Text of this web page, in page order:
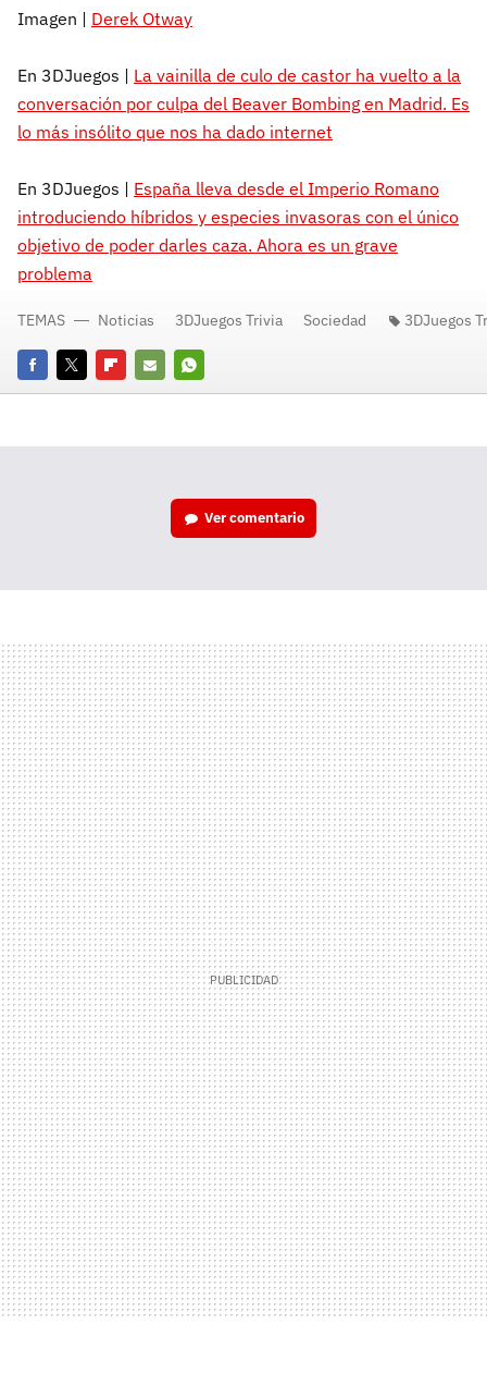
Imagen | Derek Otway
En 3DJuegos | La vainilla de culo de castor ha vuelto a la
conversación por culpa del Beaver Bombing en Madrid. Es
lo más insólito que nos ha dado internet
En 3DJuegos | España lleva desde el Imperio Romano
introduciendo híbridos y especies invasoras con el único
objetivo de poder darles caza. Ahora es un grave
problema
FacebookTwitterFlipboard
E-
Whatsapp
TEMAS Noticias 3DJuegos Trivia Sociedad 3DJuegos
Vercomentario